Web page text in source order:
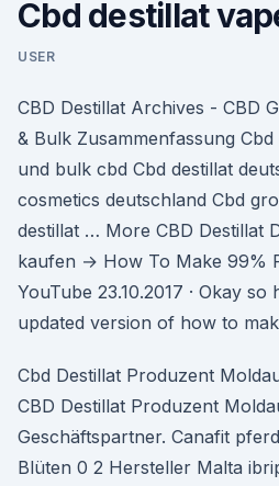
Cbd destillat
USER
CBD Destillat Archives - CBD
& Bulk Zusammenfassung
und bulk cbd Cbd destillat
cosmetics deutschland Cbd
destillat … More CBD Destillat
kaufen → How To Make 99%
YouTube 23.10.2017 · Okay
updated version of how to
Cbd Destillat Produzent
CBD Destillat Produzent
Geschäftspartner. Canafit
Blüten 0 2 Hersteller Malta